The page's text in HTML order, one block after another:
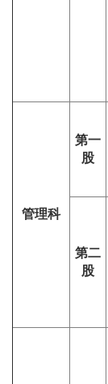
管理科
第一
股
第二
股